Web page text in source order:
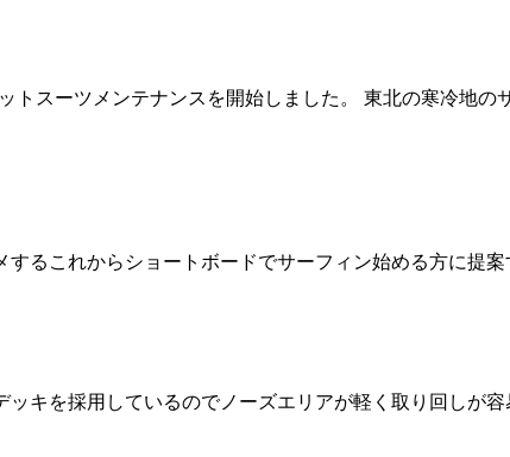
トスーツメンテナンスを開始しました。 東北の寒冷地
するこれからショートボードでサーフィン始める方に提
キを採用しているのでノーズエリアが軽く取り回しが